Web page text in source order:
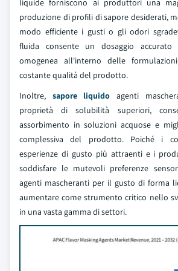
liquide forniscono ai produttori una
produzione di profili di sapore desiderati,
modo efficiente i gusti o gli odori
fluida consente un dosaggio accurato
omogenea all'interno delle
costante qualità del prodotto.
Inoltre, sapore liquido agenti
proprietà di solubilità superiori,
assorbimento in soluzioni acquose e
complessiva del prodotto. Poiché i
esperienze di gusto più attraenti e i
soddisfare le mutevoli preferenze
agenti mascheranti per il gusto di forma
aumentare come strumento critico nello
in una vasta gamma di settori.